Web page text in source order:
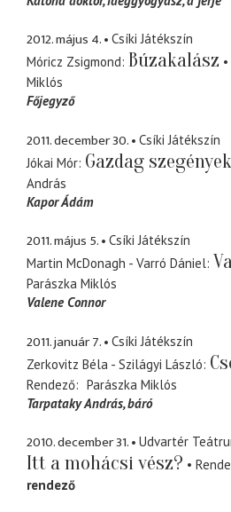
2012. május 4.
Csíki Játékszín
Móricz Zsigmond Búzakalász
Miklós
Főjegyző
2011. december 30.
Csíki Játékszín
Jókai Mór Gazdag szegények
András
Kapor Ádám
2011. május 5.
Csíki Játékszín
Martin McDonagh - Varró Dániel
Parászka Miklós
Valene Connor
2011. január 7.
Csíki Játékszín
Zerkovitz Béla - Szilágyi László
Rendező
Parászka Miklós
Tarpataky András báró
2010. december 31. Udvartér
Itt a mohácsi vész?
rendező